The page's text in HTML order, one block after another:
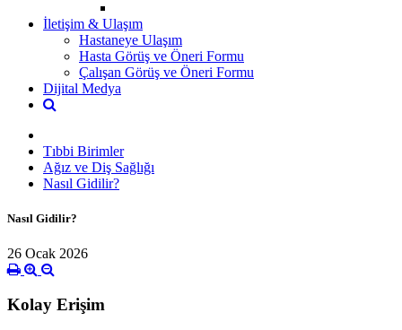
İletişim & Ulaşım
Hastaneye Ulaşım
Hasta Görüş ve Öneri Formu
Çalışan Görüş ve Öneri Formu
Dijital Medya
Tıbbi Birimler
Ağız ve Diş Sağlığı
Nasıl Gidilir?
Nasıl Gidilir?
26 Ocak 2026
Kolay Erişim